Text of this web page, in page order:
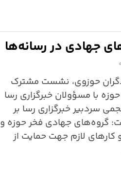
جهادی در رسانه‌ها
حوزوی، نشست مشترک
با مسؤولان خبرگزاری رسا
سردبیر خبرگزاری رسا بر
گروه‌های جهادی فخر حوزه و
کارهای لازم جهت حمایت از